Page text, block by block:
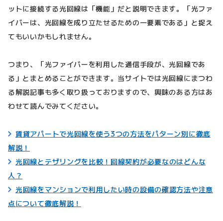
ットに接続する光回線は「機能」だと説明できます。「光ファ
イバーは、光回線を成り立たせるための一要素である」と捉え
てもいいかもしれません。
つまり、「光ファイバーを利用した通信手段が、光回線であ
る」とまとめることができます。当サイトでは光回線にまつわ
る解説記事も多く取り扱っておりますので、興味のある方はあ
わせて読んでみてください。
賃貸アパートで光回線を使う3つの方法をパターン別に徹底
解説！
光回線とテザリングを比較！回線契約が必要なのはどんな
人？
光回線をマンションで利用したい時の設備の確認方法や注意
点について徹底解説！